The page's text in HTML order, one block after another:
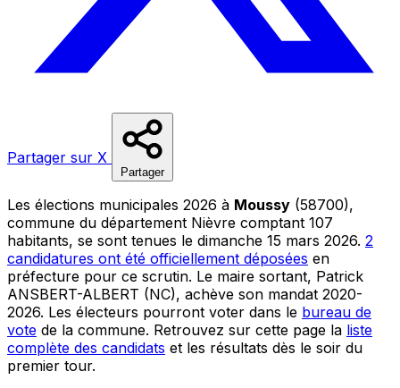
Partager sur X
Partager
Les élections municipales 2026 à Moussy (58700),
commune du département Nièvre comptant 107
habitants, se sont tenues le dimanche 15 mars 2026. 2
candidatures ont été officiellement déposées en
préfecture pour ce scrutin. Le maire sortant, Patrick
ANSBERT-ALBERT (NC), achève son mandat 2020-
2026. Les électeurs pourront voter dans le bureau de
vote de la commune. Retrouvez sur cette page la liste
complète des candidats et les résultats dès le soir du
premier tour.